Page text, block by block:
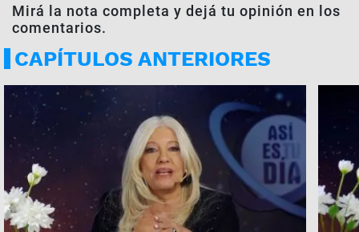
Mirá la nota completa y dejá tu opinión en los
comentarios.
CAPÍTULOS ANTERIORES